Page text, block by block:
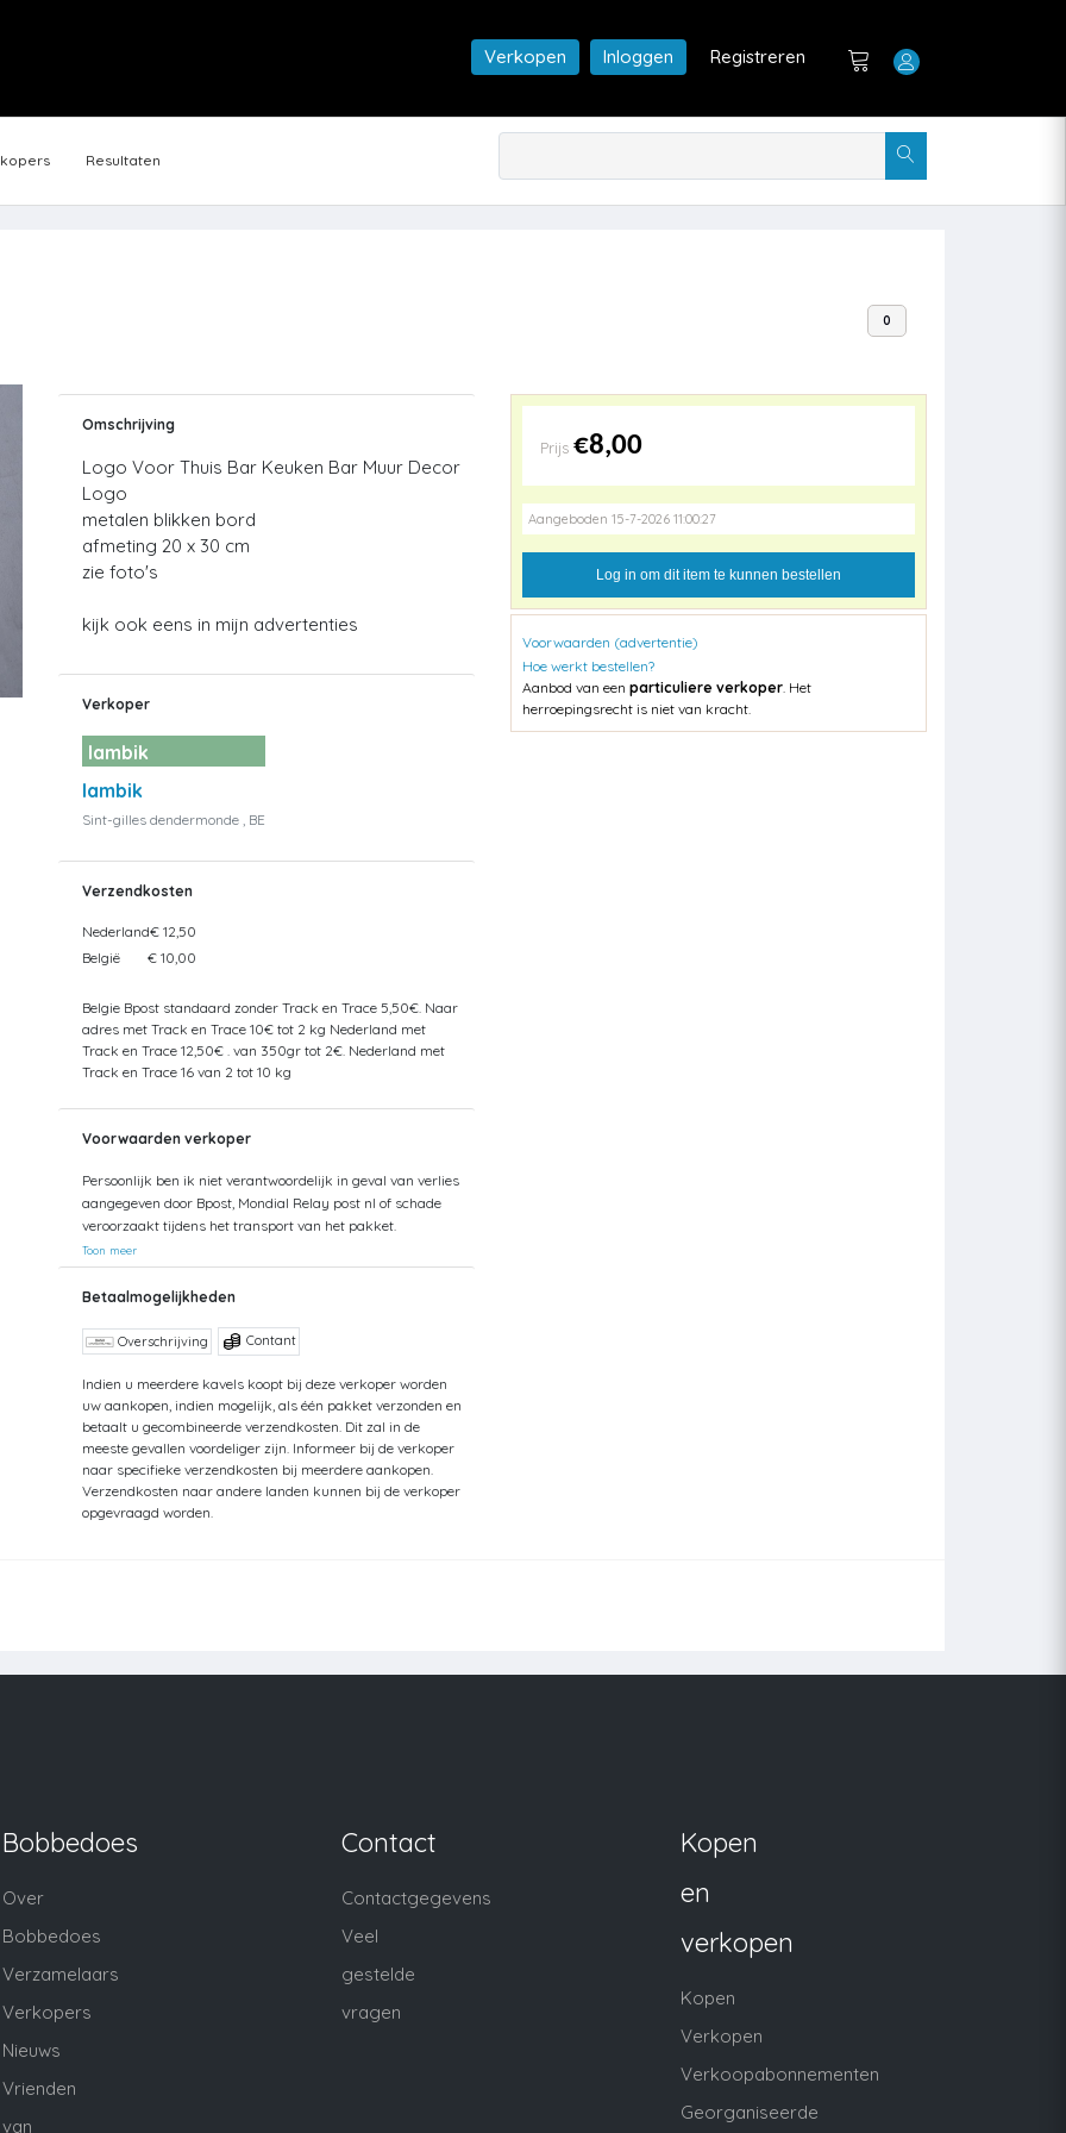
Verkopen Inloggen Registreren
Resultaten
0
Omschrijving
Logo Voor Thuis Bar Keuken Bar Muur Decor
Logo
metalen blikken bord
afmeting 20 x 30 cm
zie foto's
kijk ook eens in mijn advertenties
Verkoper
lambik
lambik
Sint-gilles dendermonde , BE
Verzendkosten
Nederland€ 12,50
België
€ 10,00
Belgie Bpost standaard zonder Track en Trace 5,50€. Naar
adres met Track en Trace 10€ tot 2 kg Nederland met
Track en Trace 12,50€ . van 350gr tot 2€. Nederland met
Track en Trace 16 van 2 tot 10 kg
Voorwaarden verkoper
Persoonlijk ben ik niet verantwoordelijk in geval van verlies
aangegeven door Bpost, Mondial Relay post nl of schade
veroorzaakt tijdens het transport van het pakket.
Toon meer
Betaalmogelijkheden
Overschrijving Contant
Indien u meerdere kavels koopt bij deze verkoper worden
uw aankopen, indien mogelijk, als één pakket verzonden en
betaalt u gecombineerde verzendkosten. Dit zal in de
meeste gevallen voordeliger zijn. Informeer bij de verkoper
naar specifieke verzendkosten bij meerdere aankopen.
Verzendkosten naar andere landen kunnen bij de verkoper
opgevraagd worden.
Prijs €8,00
Aangeboden 15-7-2026 11:00:27
Log in om dit item te kunnen bestellen
Voorwaarden (advertentie)
Hoe werkt bestellen?
Aanbod van een particuliere verkoper. Het
herroepingsrecht is niet van kracht.
Bobbedoes
Over
Bobbedoes
Verzamelaars
Verkopers
Nieuws
Vrienden
van
Contact
Contactgegevens
Veel
gestelde
vragen
Kopen
en
verkopen
Kopen
Verkopen
Verkoopabonnementen
Georganiseerde